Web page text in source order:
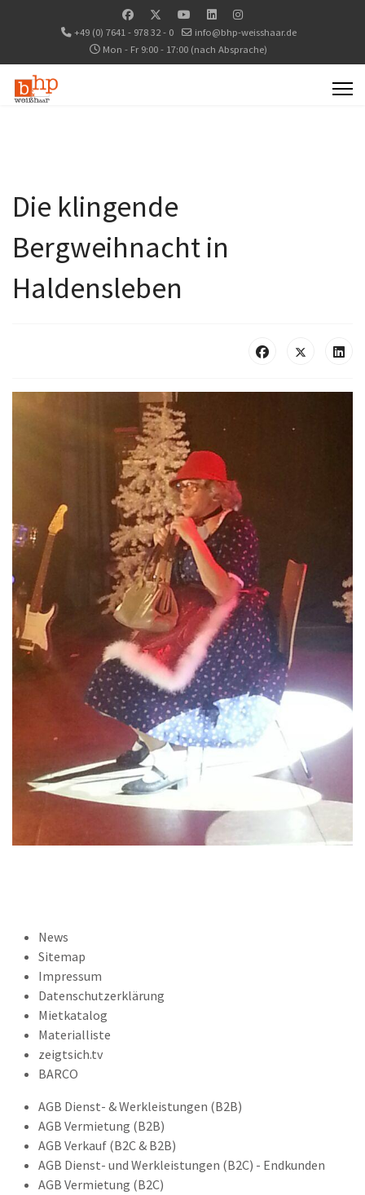
+49 (0) 7641 - 978 32 - 0
info@bhp-weisshaar.de
Mon - Fr 9:00 - 17:00 (nach Absprache)
Die klingende
Bergweihnacht in
Haldensleben
News
Sitemap
Impressum
Datenschutzerklärung
Mietkatalog
Materialliste
zeigtsich.tv
BARCO
AGB Dienst- & Werkleistungen (B2B)
AGB Vermietung (B2B)
AGB Verkauf (B2C & B2B)
AGB Dienst- und Werkleistungen (B2C) - Endkunden
AGB Vermietung (B2C)